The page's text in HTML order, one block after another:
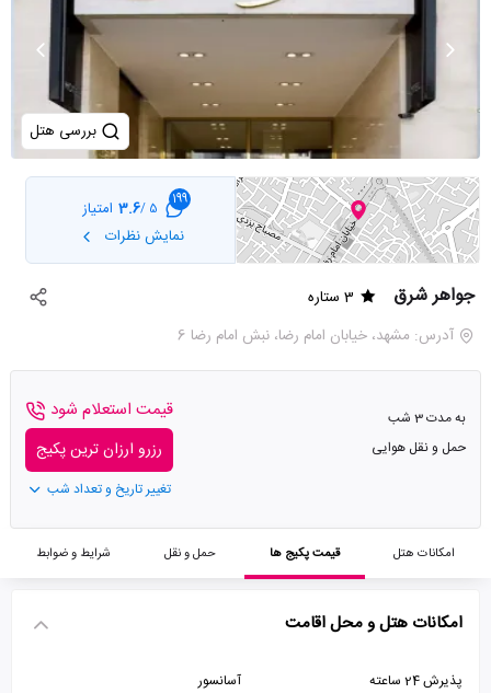
بررسی هتل
199
5 /
3.6 امتیاز
نمایش نظرات
جواهر شرق
3 ستاره
آدرس: مشهد، خیابان امام رضا، نبش امام رضا 6
به مدت 3 شب
حمل و نقل هوایی
قیمت استعلام شود
رزرو ارزان ترین پکیج
تغییر تاریخ و تعداد شب
امکانات هتل قیمت پکیج ها حمل و نقل شرایط و ضوابط
امکانات هتل و محل اقامت
پذیرش 24 ساعته
آسانسور